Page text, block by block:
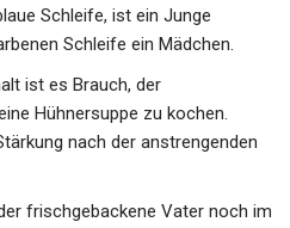
Schleife, ist ein Junge
Schleife ein Mädchen.
ist es Brauch, der
Hühnersuppe zu kochen.
nach der anstrengenden
frischgebackene Vater noch im